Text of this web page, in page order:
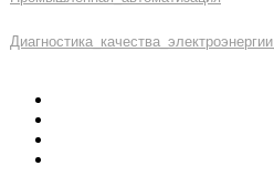
Диагностика качества электроэнергии